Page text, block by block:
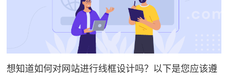
想知道如何对网站进行线框设计吗？以下是您应该遵